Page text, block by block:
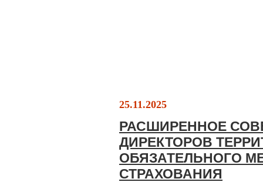
25.11.2025
РАСШИРЕННОЕ
ДИРЕКТОРОВ
ОБЯЗАТЕЛЬНОГО
СТРАХОВАНИЯ